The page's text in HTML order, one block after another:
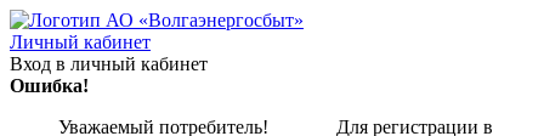
Личный кабинет
Вход в личный кабинет
Ошибка!
Уважаемый потребитель! Для регистрации в